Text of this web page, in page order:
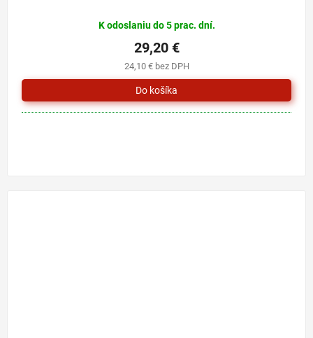
K odoslaniu do 5 prac. dní.
24,10 € bez DPH
29,20 €